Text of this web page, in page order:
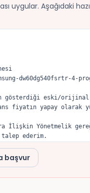
uygular. Aşağıdaki
dw60dg540fsrtr-
eski/orijinal
fiyatın yapay olarak
İlişkin Yönetmelik
talep ederim.
başvur